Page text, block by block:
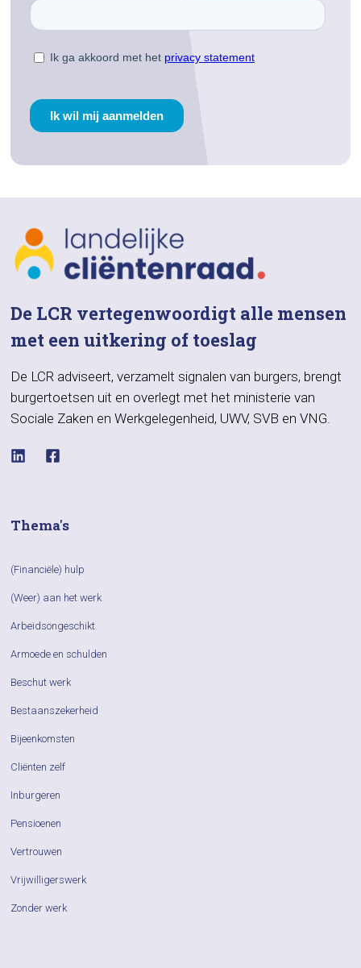
De LCR vertegenwoordigt alle mensen
met een uitkering of toeslag
De LCR adviseert, verzamelt signalen van burgers, brengt
burgertoetsen uit en overlegt met het ministerie van
Sociale Zaken en Werkgelegenheid, UWV, SVB en VNG.
Thema's
(Financiële) hulp
(Weer) aan het werk
Arbeidsongeschikt
Armoede en schulden
Beschut werk
Bestaanszekerheid
Bijeenkomsten
Cliënten zelf
Inburgeren
Pensioenen
Vertrouwen
Vrijwilligerswerk
Zonder werk